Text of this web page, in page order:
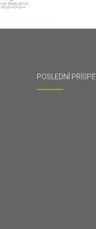
POSLEDNÍ